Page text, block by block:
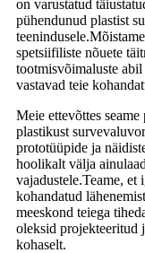
on varustatud
pühendunud plastist
spetsiifiliste nõuete
tootmisvõimaluste
vastavad teie
Meie ettevõttes
plastikust
prototüüpide ja
hoolikalt välja
vajadustele.Teame, et
kohandatud
meeskond teiega
oleksid projekteeritud
kohaselt.